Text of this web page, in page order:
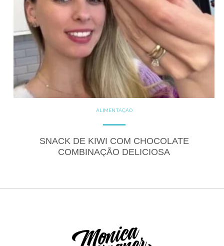
ALIMENTAÇÃO
DICAS DE ALIMENTAÇÃO
LACTOSE FREE
RECEITAS
RECEITAS DOCES
SNACK DE KIWI COM CHOCOLATE
COMBINAÇÃO DELICIOSA